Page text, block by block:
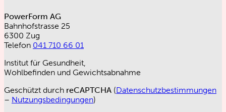
PowerForm AG
Bahnhofstrasse 25
6300 Zug
Telefon 041 710 66 01
Institut für Gesundheit,
Wohlbefinden und Gewichtsabnahme
Geschützt durch reCAPTCHA (Datenschutzbestimmungen
– Nutzungsbedingungen)